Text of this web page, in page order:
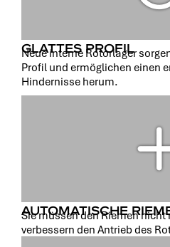
GLATTES PROFIL
Neue interne Rotorlager
Profil und ermöglichen einen
Hindernisse herum.
AUTOMATISCHE
Sie müssen den Riemen
verbessern den Antrieb des